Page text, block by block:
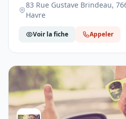
83 Rue Gustave Brindeau,
Havre
Voir la fiche Appeler